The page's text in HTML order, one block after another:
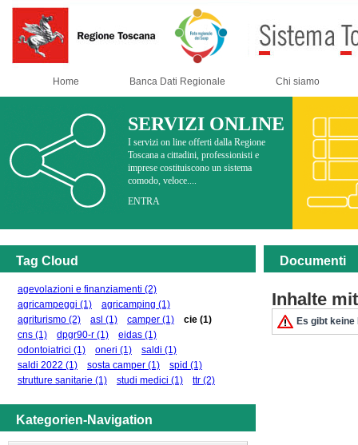
Home Banca Dati Regionale Chi siamo
SERVIZI ONLINE
I servizi on line offerti dalla Regione
Toscana a cittadini, professionisti e
imprese costituiscono un sistema
comodo, veloce....
ENTRA
Tag Cloud
agevolazioni e finanziamenti (2)
agricampeggi (1) agricamping (1)
agriturismo (2) asl (1) camper (1) cie (1)
cns (1) dpgr90-r (1) eidas (1)
odontoiatrici (1) oneri (1) saldi (1)
saldi 2022 (1) sosta camper (1) spid (1)
strutture sanitarie (1) studi medici (1) ttr (2)
Kategorien-Navigation
Documenti
Inhalte
Es gibt